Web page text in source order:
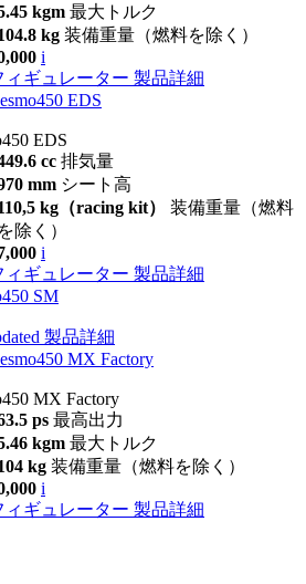
kgm 最大トルク
kg 装備重量（燃料を除く）
i
ィギュレーター 製品詳細
EDS
EDS
cc 排気量
mm シート高
kg（racing kit） 装備重量（燃料
を除く）
i
ィギュレーター 製品詳細
SM
製品詳細
MX Factory
MX Factory
ps 最高出力
kgm 最大トルク
kg 装備重量（燃料を除く）
i
ィギュレーター 製品詳細